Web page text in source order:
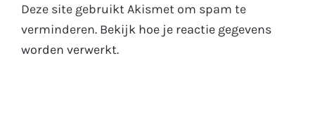
Deze site gebruikt Akismet om spam te
verminderen. Bekijk hoe je reactie gegevens
worden verwerkt.